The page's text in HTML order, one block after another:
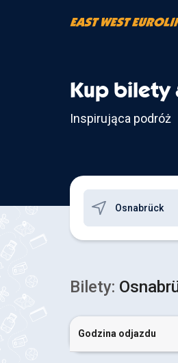
Kup bilety
Inspirująca podróż
Bilety:
Godzina odjazdu